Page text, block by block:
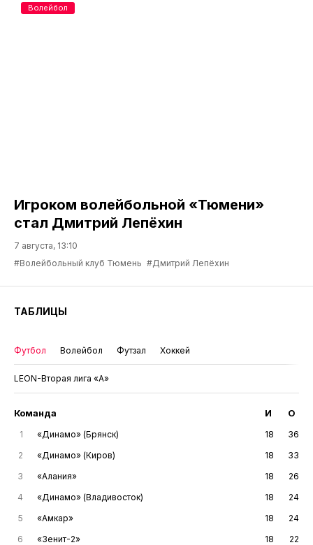
Игроком волейбольной «Тюмени»
стал Дмитрий Лепёхин
7 августа, 13:10
#Волейбольный клуб Тюмень #Дмитрий Лепёхин
Волейбол
ТАБЛИЦЫ
Футбол Волейбол Футзал Хоккей
LEON-Вторая лига «А»
Команда И О
1 «Динамо» (Брянск) 18
36
2
«Динамо» (Киров) 18
33
3
«Алания» 18
26
4
«Динамо» (Владивосток) 18
24
5
«Амкар» 18
24
6
«Зенит-2» 18
22